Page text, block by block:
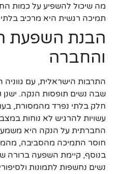
מה שיכול להשפיע על כמות
תמיכה רגשית היא מרכיב
הבנת השפעת
והחברה
התרבות הישראלית, עם
שבה נשים תופסות הנקה.
חלק בלתי נפרד מהמסורת,
עשויות להרגיש לא נוחות
החברתית על הנקה היא
חוסר התמיכה מהסביבה,
בנוסף, קיימת השפעה ברורה
נשים נחשפות לתמונות